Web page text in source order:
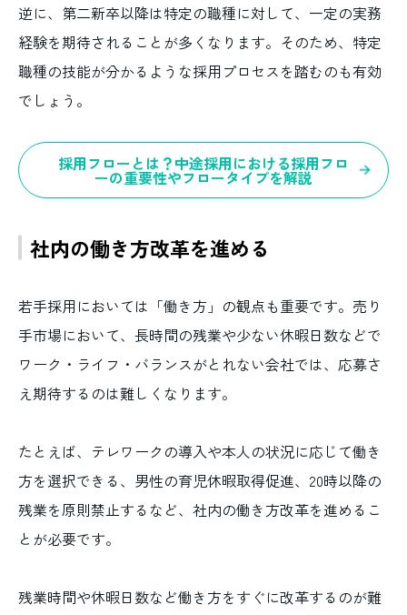
逆に、第二新卒以降は特定の職種に対して、一定の実務
経験を期待されることが多くなります。そのため、特定
職種の技能が分かるような採用プロセスを踏むのも有効
でしょう。
採用フローとは？中途採用における採用フロ
ーの重要性やフロータイプを解説
社内の働き方改革を進める
若手採用においては「働き方」の観点も重要です。売り
手市場において、長時間の残業や少ない休暇日数などで
ワーク・ライフ・バランスがとれない会社では、応募さ
え期待するのは難しくなります。
たとえば、テレワークの導入や本人の状況に応じて働き
方を選択できる、男性の育児休暇取得促進、20時以降の
残業を原則禁止するなど、社内の働き方改革を進めるこ
とが必要です。
残業時間や休暇日数など働き方をすぐに改革するのが難